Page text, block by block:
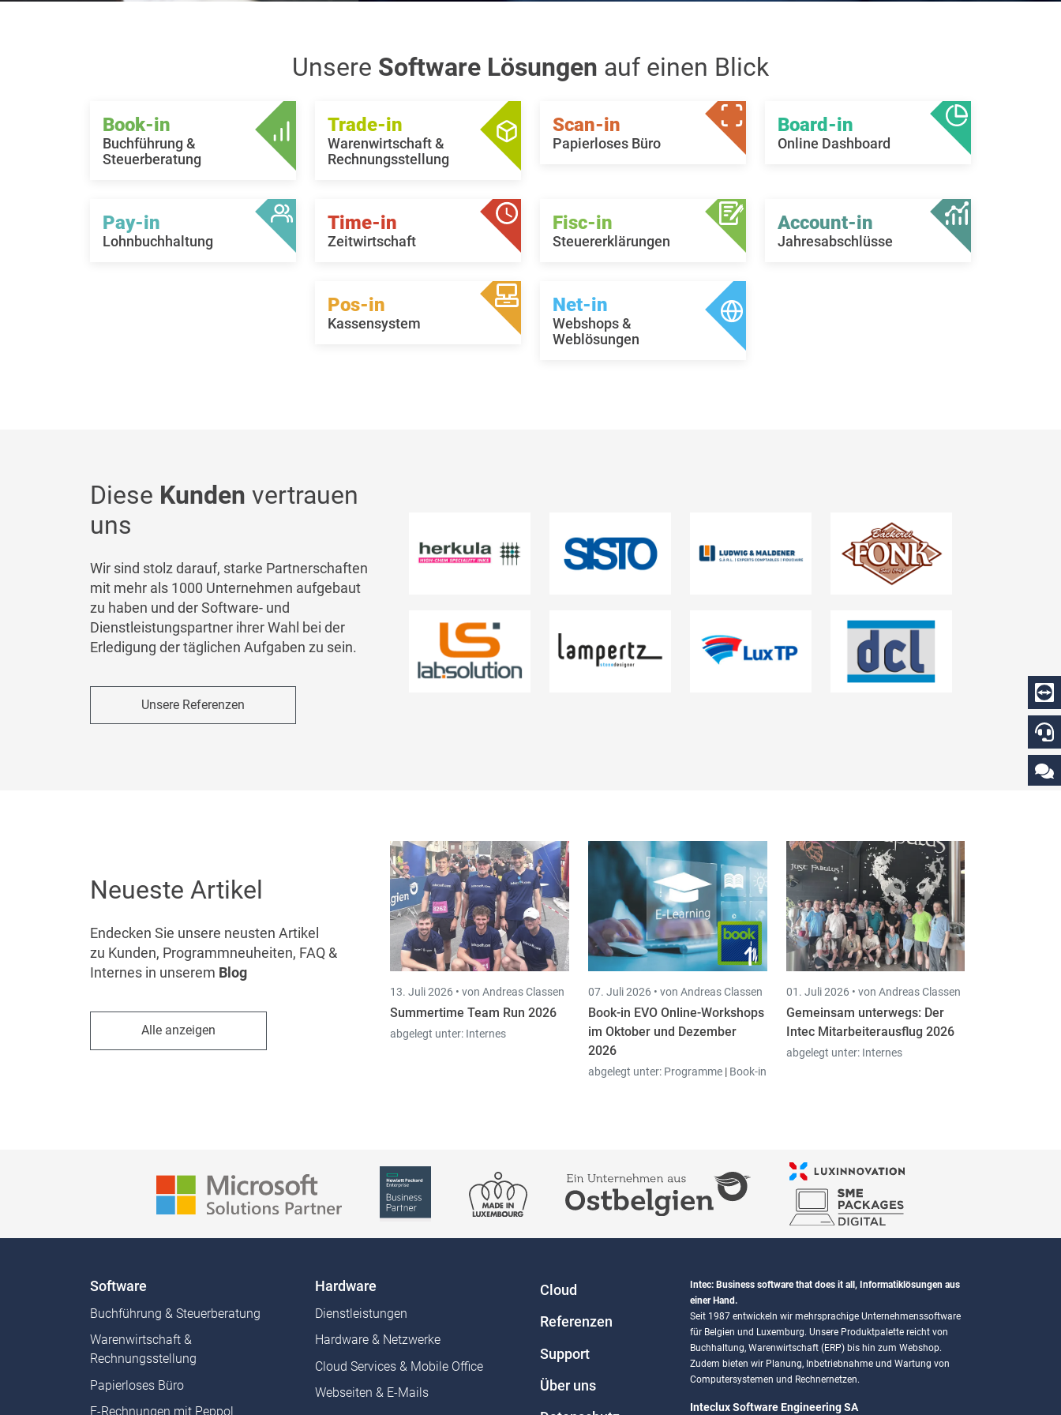
Unsere Software Lösungen auf einen Blick
Book-in
Buchführung &
Steuerberatung
Trade-in
Warenwirtschaft &
Rechnungsstellung
Scan-in
Papierloses Büro
Board-in
Online Dashboard
Pay-in
Lohnbuchhaltung
Time-in
Zeitwirtschaft
Fisc-in
Steuererklärungen
Account-in
Jahresabschlüsse
Pos-in
Kassensystem
Net-in
Webshops &
Weblösungen
Diese Kunden vertrauen
uns
Wir sind stolz darauf, starke Partnerschaften
mit mehr als 1000 Unternehmen aufgebaut
zu haben und der Software- und
Dienstleistungspartner ihrer Wahl bei der
Erledigung der täglichen Aufgaben zu sein.
Unsere Referenzen
Neueste Artikel
Endecken Sie unsere neusten Artikel
zu Kunden, Programmneuheiten, FAQ &
Internes in unserem Blog
Alle anzeigen
13. Juli 2026 • von Andreas Classen
Summertime Team Run 2026
abgelegt unter: Internes
07. Juli 2026 • von Andreas Classen
Book-in EVO Online-Workshops
im Oktober und Dezember
2026
abgelegt unter: Programme| Book-in
01. Juli 2026 • von Andreas Classen
Gemeinsam unterwegs: Der
Intec Mitarbeiterausflug 2026
abgelegt unter: Internes
Software
Buchführung & Steuerberatung
Warenwirtschaft &
Rechnungsstellung
Papierloses Büro
E-Rechnungen mit Peppol
Hardware
Dienstleistungen
Hardware & Netzwerke
Cloud Services & Mobile Office
Webseiten & E-Mails
Cloud
Referenzen
Support
Über uns
Intec: Business software that does it all, Informatiklösungen aus
einer Hand.
Seit 1987 entwickeln wir mehrsprachige Unternehmenssoftware
für Belgien und Luxemburg. Unsere Produktpalette reicht von
Buchhaltung, Warenwirtschaft (ERP) bis hin zum Webshop.
Zudem bieten wir Planung, Inbetriebnahme und Wartung von
Computersystemen und Rechnernetzen.
Inteclux Software Engineering SA